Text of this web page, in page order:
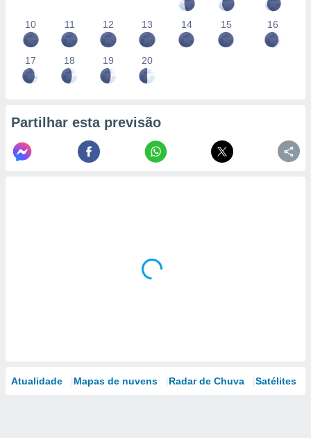
10 11 12 13 14 15 16
17 18 19 20
Partilhar esta previsão
Atualidade Mapas de nuvens Radar de Chuva Satélites